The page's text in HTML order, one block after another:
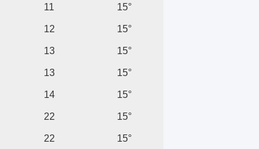
11 15°
12 15°
13 15°
13 15°
14 15°
22 15°
22 15°